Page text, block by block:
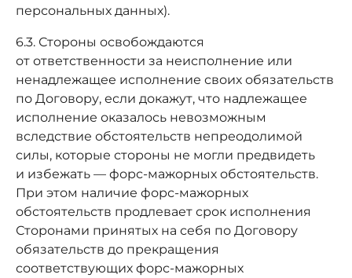
персональных данных).
6.3. Стороны освобождаются
от ответственности за неисполнение или
ненадлежащее исполнение своих обязательств
по Договору, если докажут, что надлежащее
исполнение оказалось невозможным
вследствие обстоятельств непреодолимой
силы, которые стороны не могли предвидеть
и избежать — форс-мажорных обстоятельств.
При этом наличие форс-мажорных
обстоятельств продлевает срок исполнения
Сторонами принятых на себя по Договору
обязательств до прекращения
соответствующих форс-мажорных